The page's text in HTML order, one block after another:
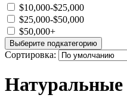
$10,000-$25,000
$25,000-$50,000
$50,000+
Выберите подкатегорию
Сортировка: